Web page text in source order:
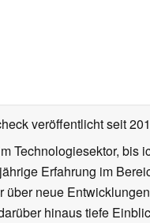
veröffentlichtseit
Technologiesektor, bis
Erfahrung im
neue
hinaus tiefe